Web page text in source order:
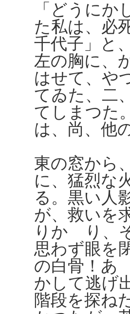
「どうに
た私は、必
千代子」と
左の胸に、
はせて、や
てゐた、二
てしまつた
は、尚、他
東の窓から
に、猛烈な
る。黒い人
が、救いを
りかゝり、
思わず眼を
の白骨！あ
かして逃げ
階段を探ね